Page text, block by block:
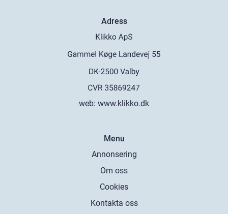
Adress
web: www.klikko.dk
Menu
Annonsering
Om oss
Cookies
Kontakta oss